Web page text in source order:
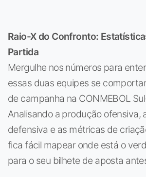
Raio-X do Confronto:
Partida
Mergulhe nos números para
essas duas equipes se
de campanha na CONMEBOL
Analisando a produção ofensiva,
defensiva e as métricas de
fica fácil mapear onde está o
para o seu bilhete de aposta